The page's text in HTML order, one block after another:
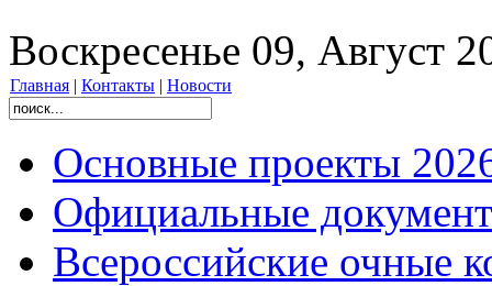
Воскресенье 09, Август
Главная | Контакты | Новости
Основные проекты
Официальные
Всероссийские очные